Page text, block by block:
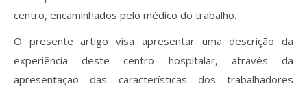
centro, encaminhados pelo médico do trabalho.
O presente artigo visa apresentar uma descrição da
experiência deste centro hospitalar, através da
apresentação das características dos trabalhadores